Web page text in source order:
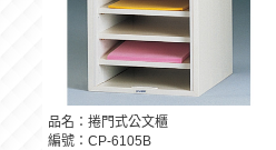
品名：捲門式公文櫃
編號：CP-6105B